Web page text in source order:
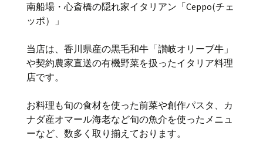
南船場・心斎橋の隠れ家イタリアン「Ceppo(チェ
ッポ）」
当店は、香川県産の黒毛和牛「讃岐オリーブ牛」
や契約農家直送の有機野菜を扱ったイタリア料理
店です。
お料理も旬の食材を使った前菜や創作パスタ、カ
ナダ産オマール海老など旬の魚介を使ったメニュ
ーなど、数多く取り揃えております。